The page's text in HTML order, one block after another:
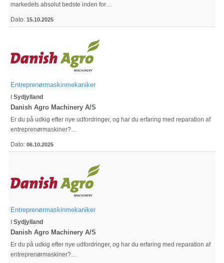
markedets absolut bedste inden for…
Dato: 15.10.2025
Entreprenørmaskinmekaniker
I Sydjylland
Danish Agro Machinery A/S
Er du på udkig efter nye udfordringer, og har du erfaring med reparation af
entreprenørmaskiner?…
Dato: 06.10.2025
Entreprenørmaskinmekaniker
I Sydjylland
Danish Agro Machinery A/S
Er du på udkig efter nye udfordringer, og har du erfaring med reparation af
entreprenørmaskiner?…